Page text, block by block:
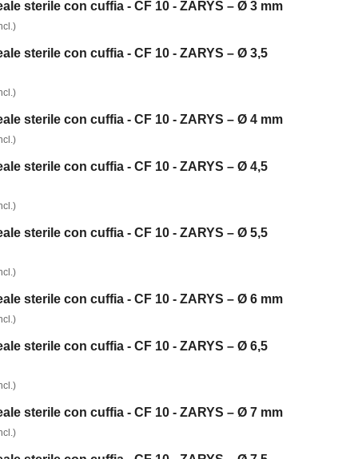
sterile con cuffia - CF 10 - ZARYS – Ø 3 mm
sterile con cuffia - CF 10 - ZARYS – Ø 3,5
sterile con cuffia - CF 10 - ZARYS – Ø 4 mm
sterile con cuffia - CF 10 - ZARYS – Ø 4,5
sterile con cuffia - CF 10 - ZARYS – Ø 5,5
sterile con cuffia - CF 10 - ZARYS – Ø 6 mm
sterile con cuffia - CF 10 - ZARYS – Ø 6,5
sterile con cuffia - CF 10 - ZARYS – Ø 7 mm